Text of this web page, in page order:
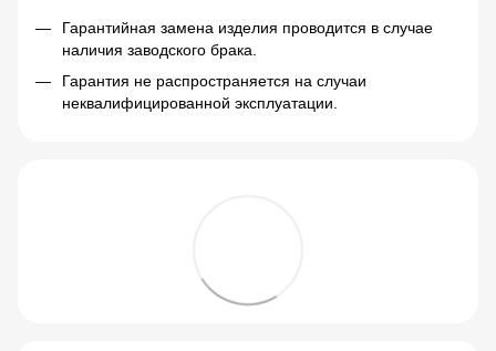
Гарантийная замена изделия проводится в случае
наличия заводского брака.
Гарантия не распространяется на случаи
неквалифицированной эксплуатации.